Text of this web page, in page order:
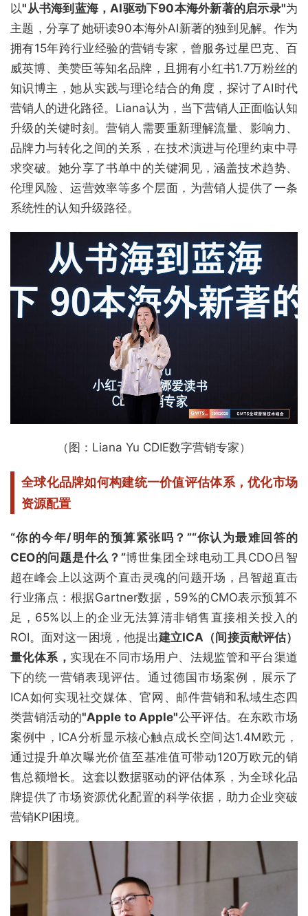
以"从书海到蓝海，AI驱动下90本海外新著的启示录"为
主题，分享了她研读90本海外AI新著的独到见解。作为
拥有15年跨行业经验的营销专家，曾服务过星巴克、百
威英博、美赞臣等知名品牌，且拥有小红书1.7万粉丝的
知识博主，她从实践与理论结合的角度，探讨了AI时代
营销人的进化路径。Liana认为，当下营销人正面临认知
升级的关键时刻。营销人需要重新理解流量、影响力、
品牌力与转化之间的关系，在技术演进与伦理约束中寻
求突破。她分享了书单中的关键洞见，涵盖技术趋势、
伦理风险、运营效率等多个层面，为营销人提供了一条
系统性的认知升级路径。
（图：Liana Yu CDIE数字营销专家）
全球化品牌如何构建统一价值评估体系，优化市场
资源配置
“你的今年/明年的预算紧张吗？”“你认为最难回答的
CEO的问题是什么？”博世集团全球电动工具CDO吕智
超在峰会上以这两个直击灵魂的问题开场，吕智超直击
行业痛点：根据Gartner数据，59%的CMO表示预算不
足，65%以上的企业无法算清非销售直接相关投入的
ROI。面对这一困境，他提出建立ICA（间接贡献评估）
量化体系， 实现在不同市场用户、法规监管和平台渠道
下的统一营销表现评估。通过德国市场案例，展示了
ICA如何实现社交媒体、官网、邮件营销和私域生态四
类营销活动的"Apple to Apple"公平评估。在东欧市场
案例中，ICA分析显示核心触点成长空间达1.4M欧元，
通过提升单次曝光价值至基准值可带动120万欧元的销
售总额增长。这套以数据驱动的评估体系，为全球化品
牌提供了市场资源优化配置的科学依据，助力企业突破
营销KPI困境。